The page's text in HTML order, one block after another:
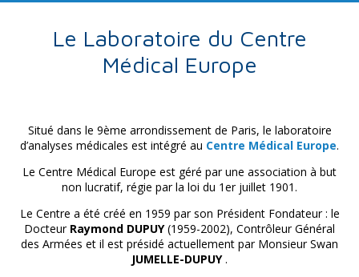
Le Laboratoire du Centre
Médical Europe
Situé dans le 9ème arrondissement de Paris, le laboratoire
d’analyses médicales est intégré au Centre Médical Europe.
Le Centre Médical Europe est géré par une association à but
non lucratif, régie par la loi du 1er juillet 1901.
Le Centre a été créé en 1959 par son Président Fondateur : le
Docteur Raymond DUPUY(1959-2002), Contrôleur Général
des Armées et il est présidé actuellement par Monsieur Swan
JUMELLE-DUPUY .